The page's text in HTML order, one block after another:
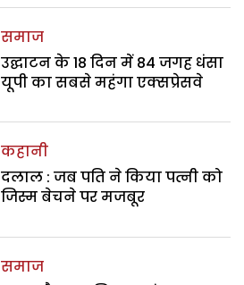
समाज
उद्घाटन के 18 दिन में 84 जगह धंसा
यूपी का सबसे महंगा एक्सप्रेसवे
कहानी
दलाल : जब पति ने किया पत्नी को
जिस्म बेचने पर मजबूर
समाज